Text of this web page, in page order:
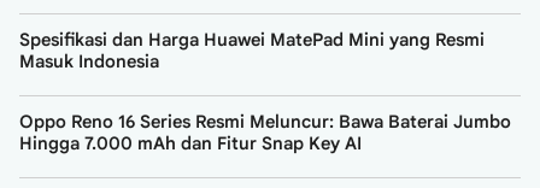
Spesifikasi dan Harga Huawei MatePad Mini yang Resmi
Masuk Indonesia
Oppo Reno 16 Series Resmi Meluncur: Bawa Baterai Jumbo
Hingga 7.000 mAh dan Fitur Snap Key AI